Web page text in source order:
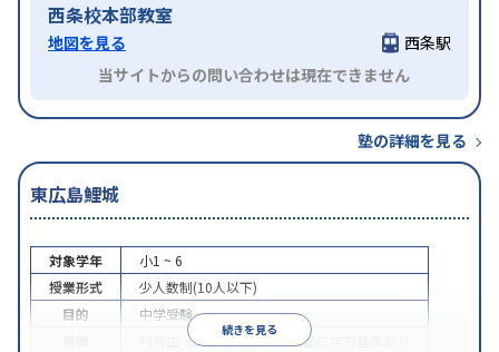
西条校本部教室
地図を見る
西条駅
当サイトからの問い合わせは現在できません
塾の詳細を見る
東広島鯉城
続きを見る
対象学年
小1 ~ 6
授業形式
少人数制(10人以下)
目的
中学受験
特待生・奨学金制度あり入塾に学力基準あり